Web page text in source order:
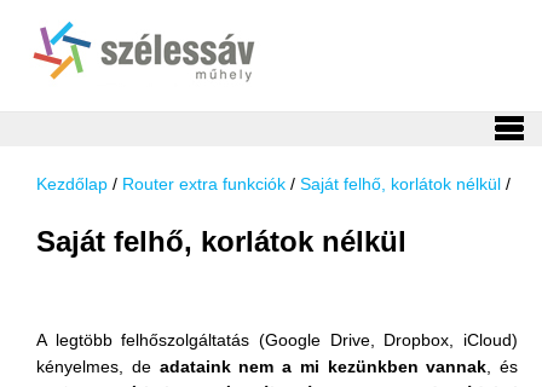
Kezdőlap / Router extra funkciók / Saját felhő, korlátok nélkül /
Saját felhő, korlátok nélkül
A legtöbb felhőszolgáltatás (Google Drive, Dropbox, iCloud)
kényelmes, de adataink nem a mi kezünkben vannak , és